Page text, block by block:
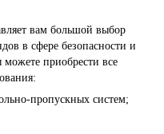
вам большой выбор
в сфере безопасности и
приобрести все
пропускных систем;